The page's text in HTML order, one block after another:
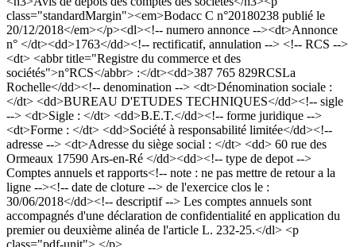
class="standardMargin"><em>Bodacc C n°20180238 publié le
20/12/2018</em></p><dl><!-- numero annonce --><dt>Annonce
n° </dt><dd>1763</dd><!-- rectificatif, annulation --> <!-- RCS -->
<dt> <abbr title="Registre du commerce et des
sociétés">n°RCS</abbr> :</dt><dd>387 765 829RCSLa
Rochelle</dd><!-- denomination --> <dt>Dénomination sociale :
</dt> <dd>BUREAU D'ETUDES TECHNIQUES</dd><!-- sigle
--> <dt>Sigle : </dt> <dd>B.E.T.</dd><!-- forme juridique -->
<dt>Forme : </dt> <dd>Société à responsabilité limitée</dd><!--
adresse --> <dt>Adresse du siège social : </dt> <dd> 60 rue des
Ormeaux 17590 Ars-en-Ré </dd><dd><!-- type de depot -->
Comptes annuels et rapports<!-- note : ne pas mettre de retour a la
ligne --><!-- date de cloture --> de l'exercice clos le :
30/06/2018</dd><!-- descriptif --> Les comptes annuels sont
accompagnés d'une déclaration de confidentialité en application du
premier ou deuxième alinéa de l'article L. 232-25.</dl> <p
class="pdf-unit"> </p>